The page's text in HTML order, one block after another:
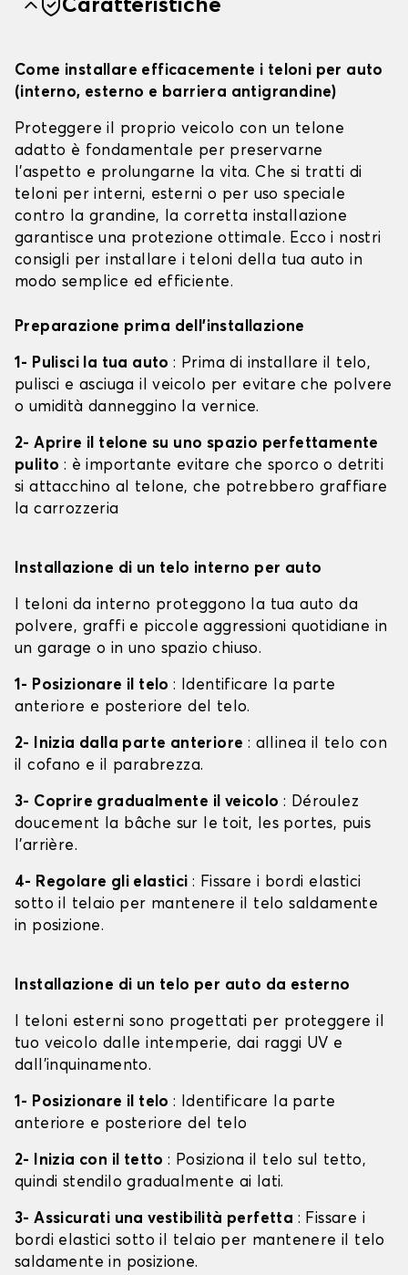
Caratteristiche
Come installare efficacemente i teloni per auto
(interno, esterno e barriera antigrandine)
Proteggere il proprio veicolo con un telone
adatto è fondamentale per preservarne
l'aspetto e prolungarne la vita. Che si tratti di
teloni per interni, esterni o per uso speciale
contro la grandine, la corretta installazione
garantisce una protezione ottimale. Ecco i nostri
consigli per installare i teloni della tua auto in
modo semplice ed efficiente.
Preparazione prima dell'installazione
1- Pulisci la tua auto: Prima di installare il telo,
pulisci e asciuga il veicolo per evitare che polvere
o umidità danneggino la vernice.
2- Aprire il telone su uno spazio perfettamente
pulito : è importante evitare che sporco o detriti
si attacchino al telone, che potrebbero graffiare
la carrozzeria
Installazione di un telo interno per auto
I teloni da interno proteggono la tua auto da
polvere, graffi e piccole aggressioni quotidiane in
un garage o in uno spazio chiuso.
1- Posizionare il telo: Identificare la parte
anteriore e posteriore del telo.
2- Inizia dalla parte anteriore : allinea il telo con
il cofano e il parabrezza.
3- Coprire gradualmente il veicolo : Déroulez
doucement la bâche sur le toit, les portes, puis
l'arrière.
4- Regolare gli elastici : Fissare i bordi elastici
sotto il telaio per mantenere il telo saldamente
in posizione.
Installazione di un telo per auto da esterno
I teloni esterni sono progettati per proteggere il
tuo veicolo dalle intemperie, dai raggi UV e
dall'inquinamento.
1- Posizionare il telo: Identificare la parte
anteriore e posteriore del telo
2- Inizia con il tetto: Posiziona il telo sul tetto,
quindi stendilo gradualmente ai lati.
3- Assicurati una vestibilità perfetta : Fissare i
bordi elastici sotto il telaio per mantenere il telo
saldamente in posizione.